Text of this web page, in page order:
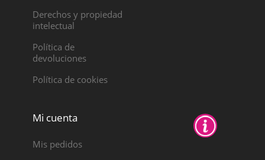
Derechos y propiedad
intelectual
Política de
devoluciones
Política de cookies
Mi cuenta
Mis pedidos